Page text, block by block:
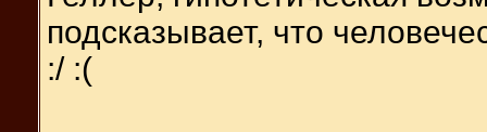
подсказывает, что
:/ :(